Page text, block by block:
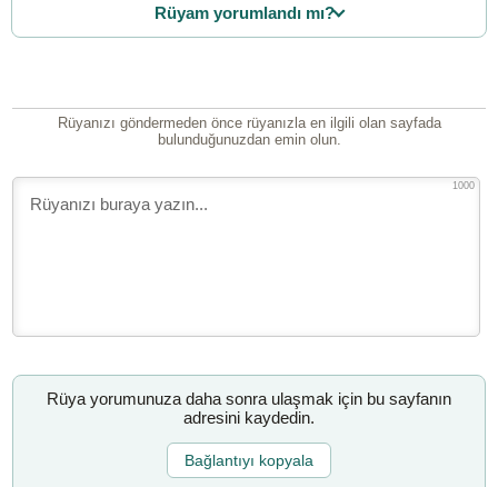
Rüyam yorumlandı mı?
Rüyanızı göndermeden önce rüyanızla en ilgili olan sayfada
bulunduğunuzdan emin olun.
1000
Rüya yorumunuza daha sonra ulaşmak için bu sayfanın
adresini kaydedin.
Bağlantıyı kopyala